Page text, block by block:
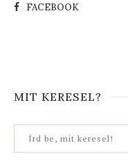
FACEBOOK
MIT KERESEL?